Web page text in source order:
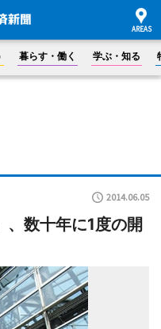
暮らす・働く 学ぶ・知る
2014.06.05
、数十年に1度の開